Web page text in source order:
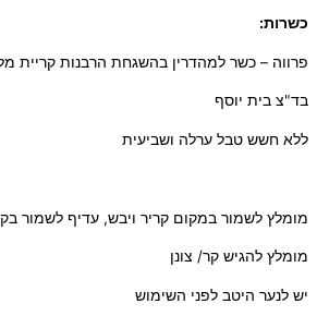
כשרות:
פרווה – כשר למהדרין בהשגחת הרבנות קריית
בד"צ בית יוסף
ללא חשש טבל ערלה ושביעית
מומלץ לשמור במקום קריר ויבש, עדיף לשמור
מומלץ להגיש קר/ צונן
יש לנער היטב לפני השימוש